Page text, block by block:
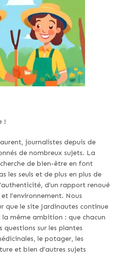
!
journalistes depuis de
de nombreux sujets. La
de bien-être en font
les seuls et de plus en plus de
d’un rapport renoué
l’environnement. Nous
que le site Jardinautes continue
même ambition : que chacun
questions sur les plantes
le potager, les
et bien d’autres sujets